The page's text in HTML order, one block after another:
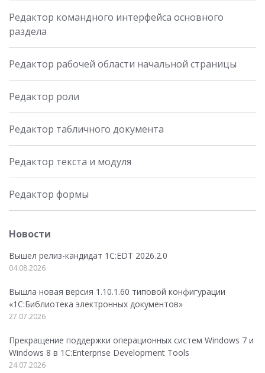
Редактор командного интерфейса основного
раздела
Редактор рабочей области начальной страницы
Редактор роли
Редактор табличного документа
Редактор текста и модуля
Редактор формы
Новости
Вышел релиз-кандидат 1C:EDT 2026.2.0
04.08.2026
Вышла новая версия 1.10.1.60 типовой конфигурации
«1С:Библиотека электронных документов»
27.07.2026
Прекращение поддержки операционных систем Windows 7 и
Windows 8 в 1C:Enterprise Development Tools
24.07.2026